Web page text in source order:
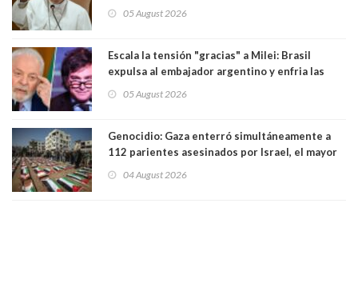
05 August 2026
Escala la tensión "gracias" a Milei: Brasil
expulsa al embajador argentino y enfria las
trasandino
05 August 2026
Genocidio: Gaza enterró simultáneamente a
112 parientes asesinados por Israel, el mayor
muertos figuran 44 niños y nueve ancianos
04 August 2026